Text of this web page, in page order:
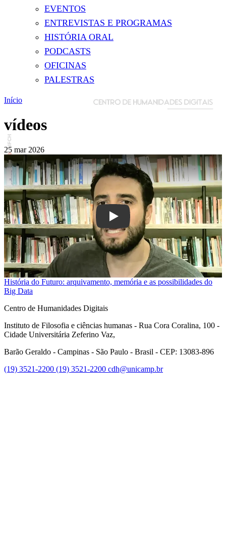
EVENTOS
ENTREVISTAS E PROGRAMAS
HISTÓRIA ORAL
PODCASTS
OFICINAS
PALESTRAS
Início
vídeos
25 mar 2026
Play
História do Futuro: arquivamento, memória e as possibilidades do
Big Data
Centro de Humanidades Digitais
Instituto de Filosofia e ciências humanas - Rua Cora Coralina, 100 -
Cidade Universitária Zeferino Vaz,
Barão Geraldo - Campinas - São Paulo - Brasil - CEP: 13083-896
(19) 3521-2200 (19) 3521-2200 cdh@unicamp.br